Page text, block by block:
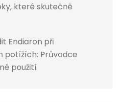
které skutečně
Endiaron při
potížích: Průvodce
použití